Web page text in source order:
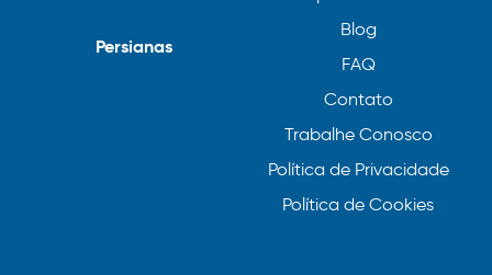
Blog
FAQ
Contato
Trabalhe Conosco
Política de Privacidade
Política de Cookies
Persianas